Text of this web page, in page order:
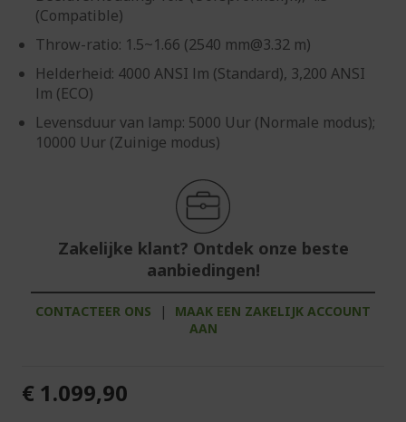
(Compatible)
Throw-ratio: 1.5~1.66 (2540 mm@3.32 m)
Helderheid: 4000 ANSI lm (Standard), 3,200 ANSI
lm (ECO)
Levensduur van lamp: 5000 Uur (Normale modus);
10000 Uur (Zuinige modus)
Zakelijke klant? Ontdek onze beste
aanbiedingen!
CONTACTEER ONS |
MAAK EEN ZAKELIJK ACCOUNT
AAN
€ 1.099,90